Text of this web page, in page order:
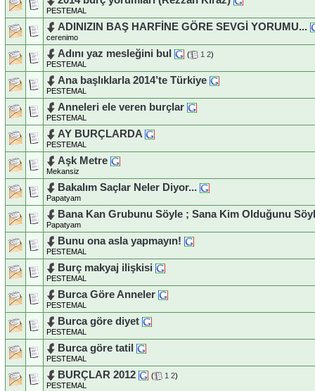
PESTEMAL
ADINIZIN BAŞ HARFİNE GÖRE SEVGİ YORUMU...
cerenimo
Adını yaz mesleğini bul ( 1 2)
PESTEMAL
Ana başlıklarla 2014’te Türkiye
PESTEMAL
Anneleri ele veren burçlar
PESTEMAL
AY BURÇLARDA
PESTEMAL
Aşk Metre
Mekansiz
Bakalım Saçlar Neler Diyor...
Papatyam
Bana Kan Grubunu Söyle ; Sana Kim Olduğunu
Papatyam
Bunu ona asla yapmayın!
PESTEMAL
Burç makyaj ilişkisi
PESTEMAL
Burca Göre Anneler
PESTEMAL
Burca göre diyet
PESTEMAL
Burca göre tatil
PESTEMAL
BURÇLAR 2012 ( 1 2)
PESTEMAL